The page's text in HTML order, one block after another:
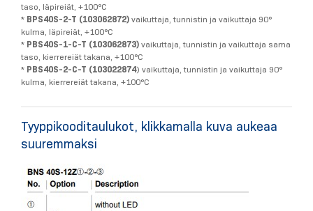
taso, läpireiät, +100°C
* BPS40S-2-T (103062872) vaikuttaja, tunnistin ja vaikuttaja 90°
kulma, läpireiät, +100°C
* PBS40S-1-C-T (103062873) vaikuttaja, tunnistin ja vaikuttaja sama
taso, kierrereiät takana, +100°C
* PBS40S-2-C-T (103022874) vaikuttaja, tunnistin ja vaikuttaja 90°
kulma, kierrereiät takana, +100°C
Tyyppikooditaulukot, klikkamalla kuva aukeaa
suuremmaksi